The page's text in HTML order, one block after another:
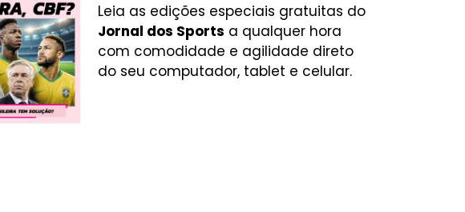
Leia as edições especiais gratuitas do
Jornal dos Sports a qualquer hora
com comodidade e agilidade direto
do seu computador, tablet e celular.